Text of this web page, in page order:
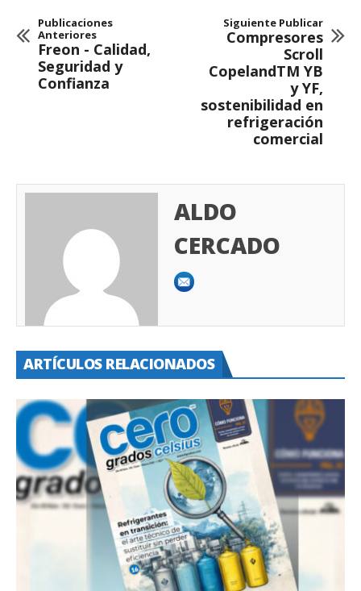
Publicaciones
Anteriores
Freon - Calidad,
Seguridad y
Confianza
Siguiente Publicar
Compresores
Scroll
CopelandTM YB
y YF,
sostenibilidad en
refrigeración
comercial
ALDO
CERCADO
ARTÍCULOS RELACIONADOS